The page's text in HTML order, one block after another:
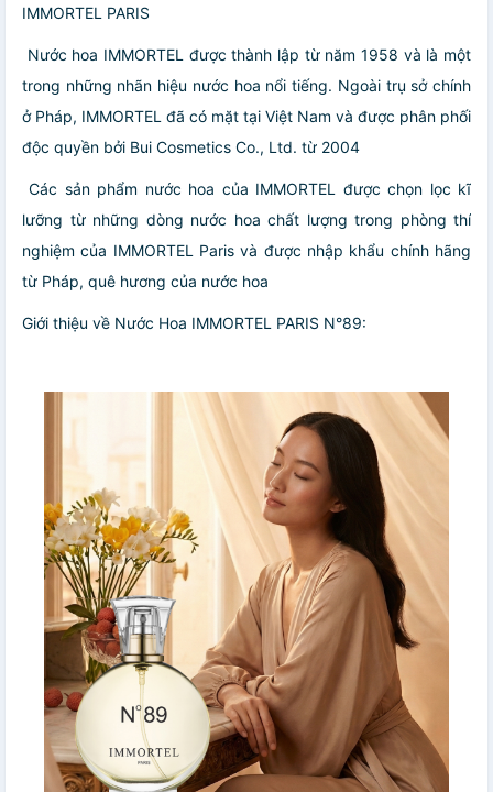
IMMORTEL PARIS
️ Nước hoa IMMORTEL được thành lập từ năm 1958 và là một
trong những nhãn hiệu nước hoa nổi tiếng. Ngoài trụ sở chính
ở Pháp, IMMORTEL đã có mặt tại Việt Nam và được phân phối
độc quyền bởi Bui Cosmetics Co., Ltd. từ 2004
️ Các sản phẩm nước hoa của IMMORTEL được chọn lọc kĩ
lưỡng từ những dòng nước hoa chất lượng trong phòng thí
nghiệm của IMMORTEL Paris và được nhập khẩu chính hãng
từ Pháp, quê hương của nước hoa
Giới thiệu về Nước Hoa IMMORTEL PARIS N°89: